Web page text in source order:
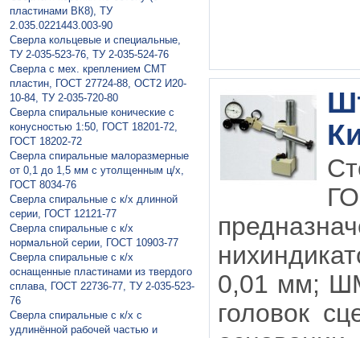
пластинами ВК8), ТУ
2.035.0221443.003-90
Сверла кольцевые и специальные,
ТУ 2-035-523-76, ТУ 2-035-524-76
Сверла с мех. креплением СМТ
пластин, ГОСТ 27724-88, ОСТ2 И20-
10-84, ТУ 2-035-720-80
Сверла спиральные конические с
конусностью 1:50, ГОСТ 18201-72,
ГОСТ 18202-72
Сверла спиральные малоразмерные
от 0,1 до 1,5 мм с утолщенным ц/х,
ГОСТ 8034-76
Сверла спиральные с к/х длинной
серии, ГОСТ 12121-77
Сверла спиральные с к/х
нормальной серии, ГОСТ 10903-77
Сверла спиральные с к/х
оснащенные пластинами из твердого
сплава, ГОСТ 22736-77, ТУ 2-035-523-
76
Сверла спиральные с к/х с
удлинённой рабочей частью и
0,01 мм;
головок